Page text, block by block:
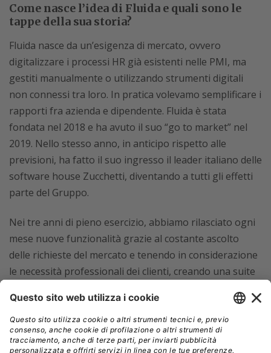
Come nasce l’idea di Fluida e quali sono le
tappe della sua storia?
Fluida nasce da un’esigenza di mercato, ovvero
digitalizzare i processi HR già esistenti nelle PMI, ma
gestiti manualmente o utilizzando strumenti digitali
non connessi tra loro. In pratica volevamo semplificare i
rapporti fra azienda e dipendente. Fluida è stata
fondata nel 2018 e ha avuto il suo “go to market” nel
2019. Nello stesso anno, in anticipo rispetto alle
previsioni, ha fatto il suo ingresso il leader italiano delle
software house Zucchetti, diventando a tutti gli effetti
parte del Gruppo.
Nei tre anni di pieno esercizio, abbiamo rilasciato ogni
mese nuove funzionalità grazie al costante ascolto
delle richieste del mercato e tenendo in considerazione
le necessità professionali dei clienti, creando una suite
specifiche.
Quali sono le principali funzionalità della
suite?